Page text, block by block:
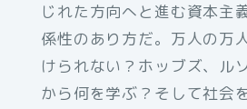
じれた方向へと進む資本主
係性のあり方だ。万人の万
けられない？ホッブズ、ル
から何を学ぶ？そして社会